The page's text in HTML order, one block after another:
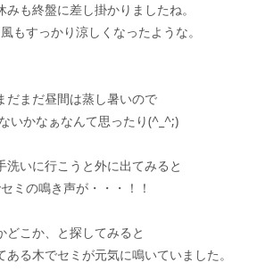
も終盤に差し掛かりましたね。
もすっかり涼しくなったような。
だまだ昼間は蒸し暑いので
いかなぁなんて思ったり(^_^;)
洗いに行こうと外に出てみると
ミの鳴き声が・・・！！
どこか、と探してみると
る木でセミが元気に鳴いていました。